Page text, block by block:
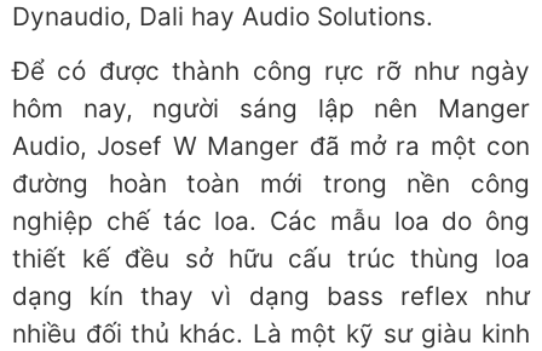
Dynaudio, Dali hay Audio Solutions.
Để có được thành công rực rỡ như ngày
hôm nay, người sáng lập nên Manger
Audio, Josef W Manger đã mở ra một con
đường hoàn toàn mới trong nền công
nghiệp chế tác loa. Các mẫu loa do ông
thiết kế đều sở hữu cấu trúc thùng loa
dạng kín thay vì dạng bass reflex như
nhiều đối thủ khác. Là một kỹ sư giàu kinh